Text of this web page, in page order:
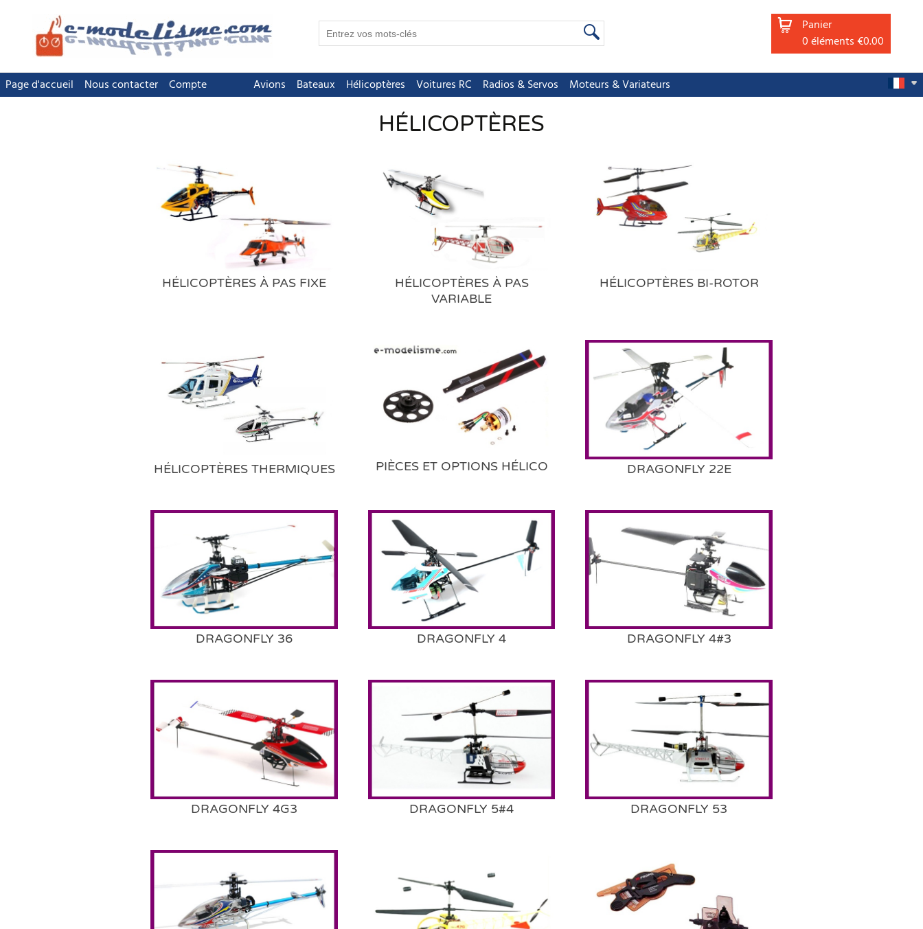
Panier
0éléments€0.00
Page d'accueil Nous contacter Compte Avions Bateaux Hélicoptères Voitures RC Radios & Servos Moteurs & Variateurs
HÉLICOPTÈRES
HÉLICOPTÈRES À PAS FIXE
HÉLICOPTÈRES À PAS
VARIABLE
HÉLICOPTÈRES BI-ROTOR
HÉLICOPTÈRES THERMIQUES PIÈCES ET OPTIONS HÉLICO DRAGONFLY 22E
DRAGONFLY 36 DRAGONFLY 4 DRAGONFLY 4#3
DRAGONFLY 4G3 DRAGONFLY 5#4 DRAGONFLY 53